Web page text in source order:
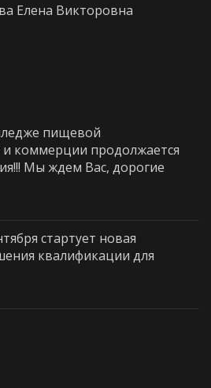
Елена Викторовна
пищевой
коммерции продолжается
Мы ждем Вас, дорогие
стартует новая
квалификации для